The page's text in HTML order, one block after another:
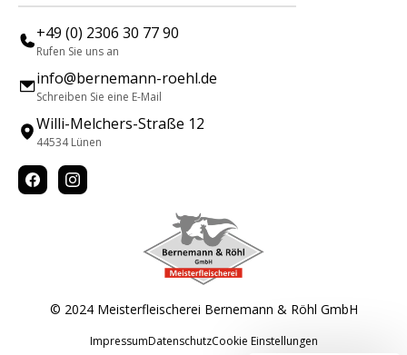
+49 (0) 2306 30 77 90
Rufen Sie uns an
info@bernemann-roehl.de
Schreiben Sie eine E-Mail
Willi-Melchers-Straße 12
44534 Lünen
© 2024 Meisterfleischerei Bernemann & Röhl GmbH
ImpressumDatenschutzCookie Einstellungen